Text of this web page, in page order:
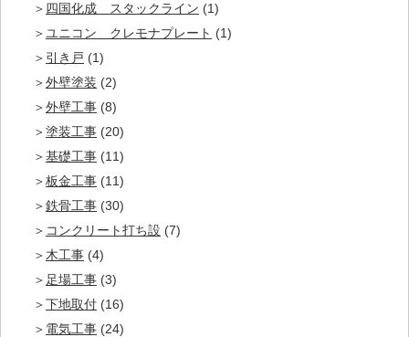
四国化成 スタックライン (1)
ユニコン クレモナプレート (1)
引き戸 (1)
外壁塗装 (2)
外壁工事 (8)
塗装工事 (20)
基礎工事 (11)
板金工事 (11)
鉄骨工事 (30)
コンクリート打ち設 (7)
木工事 (4)
足場工事 (3)
下地取付 (16)
電気工事 (24)